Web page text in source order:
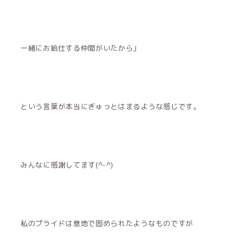
一緒にお給仕する仲間がいたから」
という言葉が本当にぎゅっとはまるような感じです。
みんなに感謝してます(^-^)
私のプライドは意地で固められたようなものですが